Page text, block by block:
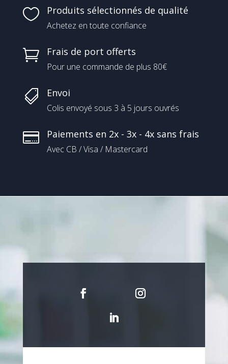
 Produits sélectionnés de qualité
Achetez en toute confiance
 Frais de port offerts
Pour une commande de plus 80€
 Envoi
Colis envoyé sous 3 à 5 jours ouvrés
 Paiements en 2x - 3x - 4x sans frais
Avec CB / Visa / Mastercard